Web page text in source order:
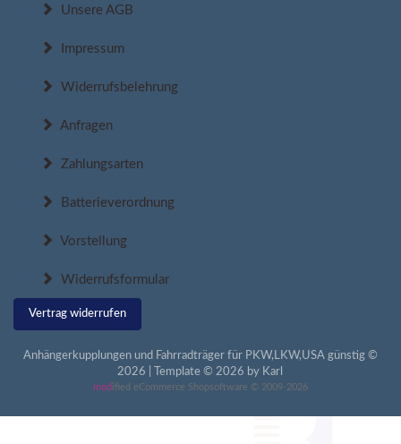
Unsere AGB
Impressum
Widerrufsbelehrung
Anfragen
Zahlungsarten
Batterieverordnung
Vorstellung
Widerrufsformular
Vertrag widerrufen
Anhängerkupplungen und Fahrradträger für PKW,LKW,USA günstig ©
2026 | Template © 2026 by Karl
mod ified eCommerce Shopsoftware © 2009-2026